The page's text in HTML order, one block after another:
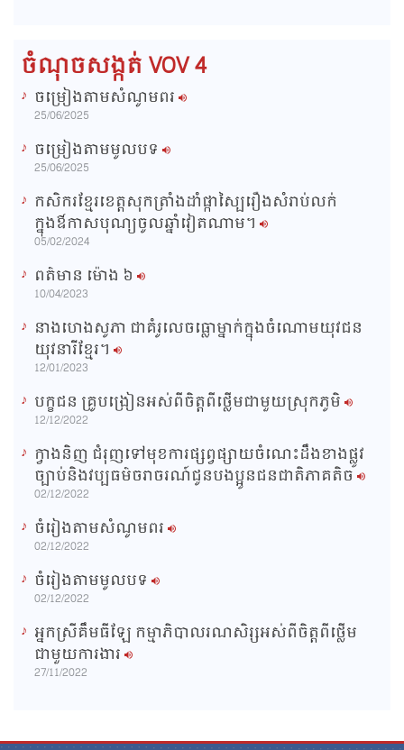
ចំណុចសង្កត់ VOV 4
ចម្រៀងតាមសំណូមពរ
25/06/2025
ចម្រៀងតាមមូលបទ
25/06/2025
កសិករខ្មែរខេត្តសុកត្រាំងដាំផ្កាស្បៃរឿងសំរាប់លក់
ក្នុងឳកាសបុណ្យចូលឆ្នាំវៀតណាម។
05/02/2024
ពត៌មាន ម៉ោង​ ៦
10/04/2023
នាងហេងសូភា ជាគំរូលេចធ្លោម្នាក់ក្នុងចំណោមយុវជន
យុវនារីខ្មែរ។
12/01/2023
បក្ខជន គ្រូបង្រៀនអស់ពីចិត្តពីថ្លើមជាមួយស្រុកភូមិ
12/12/2022
ក្វាងនិញ ជំរុញទៅមុខការផ្សព្វផ្សាយចំណេះដឹងខាងផ្លូវ
ច្បាប់និងវប្បធម៌ចរាចរណ៍ជូនបងប្អូនជនជាតិភាគតិច
02/12/2022
ចំរៀងតាមសំណូមពរ
02/12/2022
ចំរៀងតាមមូលបទ
02/12/2022
អ្នកស្រីគឹមធីឡែ កម្មាភិបាលរណសិរ្សអស់ពីចិត្តពីថ្លើម
ជាមួយការងារ
27/11/2022